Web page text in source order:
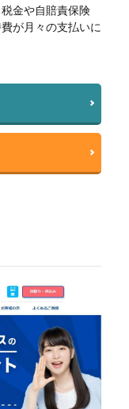
金や自賠責保険
が月々の支払いに